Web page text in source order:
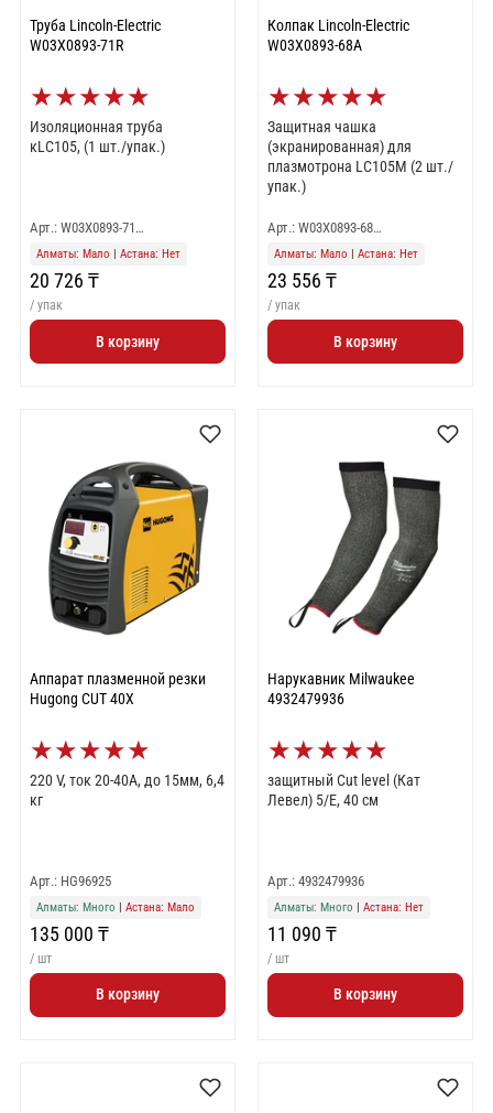
Труба Lincoln-Electric
W03X0893-71R
★★★★★
Изоляционная труба
кLC105, (1 шт./упак.)
Арт.: W03X0893-71…
Алматы: Мало Астана: Нет
20 726 ₸
/ упак
В корзину
Колпак Lincoln-Electric
W03X0893-68A
★★★★★
Защитная чашка
(экранированная) для
плазмотрона LC105M (2 шт./
упак.)
Арт.: W03X0893-68…
Алматы: Мало Астана: Нет
23 556 ₸
/ упак
В корзину
Аппарат плазменной резки
Hugong CUT 40X
★★★★★
220 V, ток 20-40A, до 15мм, 6,4
кг
Арт.: HG96925
Алматы: Много | Астана: Мало
135 000 ₸
/ шт
В корзину
Нарукавник Milwaukee
4932479936
★★★★★
защитный Cut level (Кат
Левел) 5/E, 40 см
Арт.: 4932479936
Алматы: Много | Астана: Нет
11 090 ₸
/ шт
В корзину